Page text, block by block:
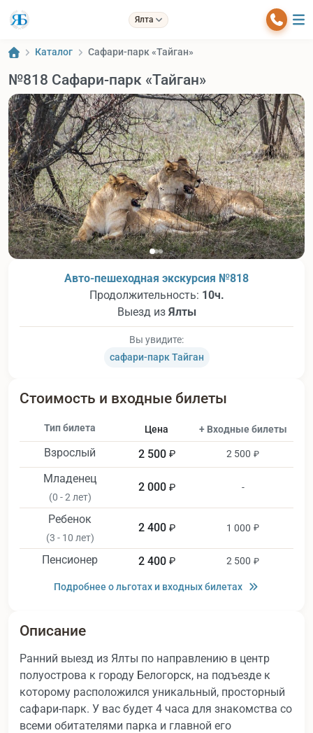
Ялта
Каталог Сафари-парк «Тайган»
№818 Сафари-парк «Тайган»
Авто-пешеходная экскурсия №818
Продолжительность: 10ч.
Выезд из Ялты
Вы увидите:
сафари-парк Тайган
Стоимость и входные билеты
Тип билета Цена + Входные билеты
Взрослый 2 500 ₽ 2 500 ₽
Младенец
(0 - 2 лет)
2 000 ₽ -
Ребенок
(3 - 10 лет)
2 400 ₽ 1 000 ₽
Пенсионер 2 400 ₽ 2 500 ₽
Подробнее о льготах и входных билетах
Описание
Ранний выезд из Ялты по направлению в центр
полуострова к городу Белогорск, на подъезде к
которому расположился уникальный, просторный
сафари-парк. У вас будет 4 часа для знакомства со
всеми обитателями парка и главной его